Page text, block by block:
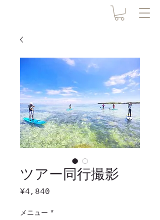
ツアー同行撮影
¥4,840
メニュー *